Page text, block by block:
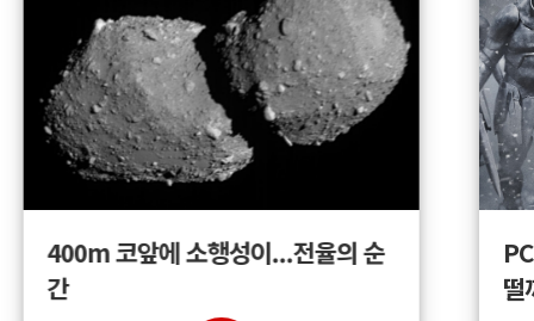
400m 코앞에 소행성이...전율의 순
간
떨